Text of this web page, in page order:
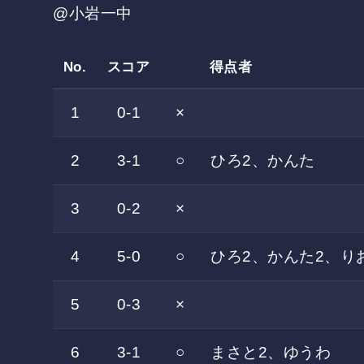
@小岩一中
No. スコア 得点者
1 0-1 ×
2 3-1 ○ ひろ2、かんた
3 0-2 ×
4 5-0 ○ ひろ2、かんた2、り
5 0-3 ×
6 3-1 ○ まさと2、ゆうわ